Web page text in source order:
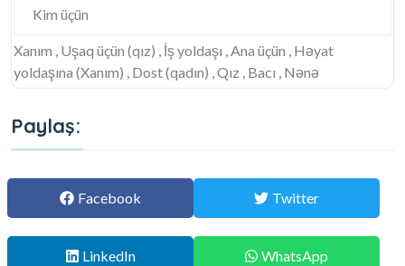
Kim üçün
Xanım , Uşaq üçün (qız) , İş yoldaşı , Ana üçün , Həyat
yoldaşına (Xanım) , Dost (qadın) , Qız , Bacı , Nənə
Paylaş:
Facebook Twitter
LinkedIn WhatsApp